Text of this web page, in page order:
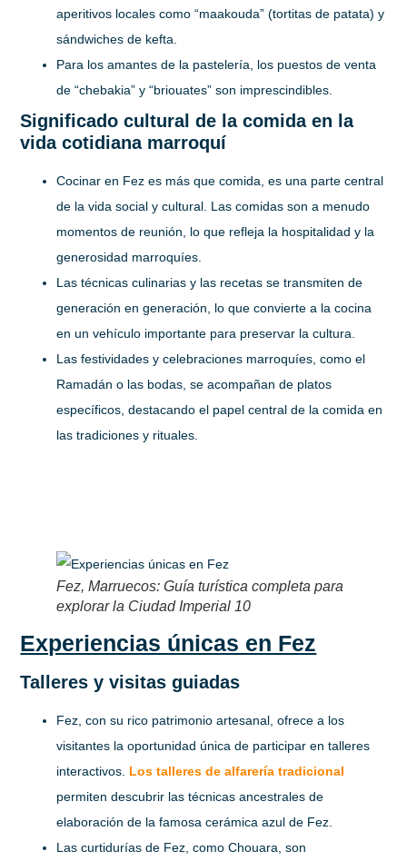
aperitivos locales como “maakouda” (tortitas de patata) y
sándwiches de kefta.
Para los amantes de la pastelería, los puestos de venta
de “chebakia” y “briouates” son imprescindibles.
Significado cultural de la comida en la
vida cotidiana marroquí
Cocinar en Fez es más que comida, es una parte central
de la vida social y cultural. Las comidas son a menudo
momentos de reunión, lo que refleja la hospitalidad y la
generosidad marroquíes.
Las técnicas culinarias y las recetas se transmiten de
generación en generación, lo que convierte a la cocina
en un vehículo importante para preservar la cultura.
Las festividades y celebraciones marroquíes, como el
Ramadán o las bodas, se acompañan de platos
específicos, destacando el papel central de la comida en
las tradiciones y rituales.
Fez, Marruecos: Guía turística completa para
explorar la Ciudad Imperial 10
Experiencias únicas en Fez
Talleres y visitas guiadas
Fez, con su rico patrimonio artesanal, ofrece a los
visitantes la oportunidad única de participar en talleres
interactivos. Los talleres de alfarería tradicional
permiten descubrir las técnicas ancestrales de
elaboración de la famosa cerámica azul de Fez.
Las curtidurías de Fez, como Chouara, son